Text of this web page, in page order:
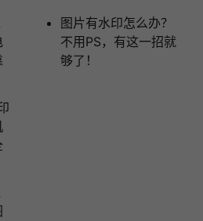
图片有水印怎么办？
不用PS，有这一招就
够了！